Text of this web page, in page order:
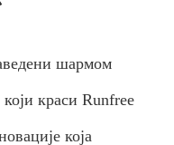
шармом
који краси Runfree
која